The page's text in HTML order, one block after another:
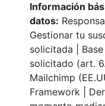
Información
datos:
Gestionar tu
solicitada |
solicitado (art.
Mailchimp
Framework |